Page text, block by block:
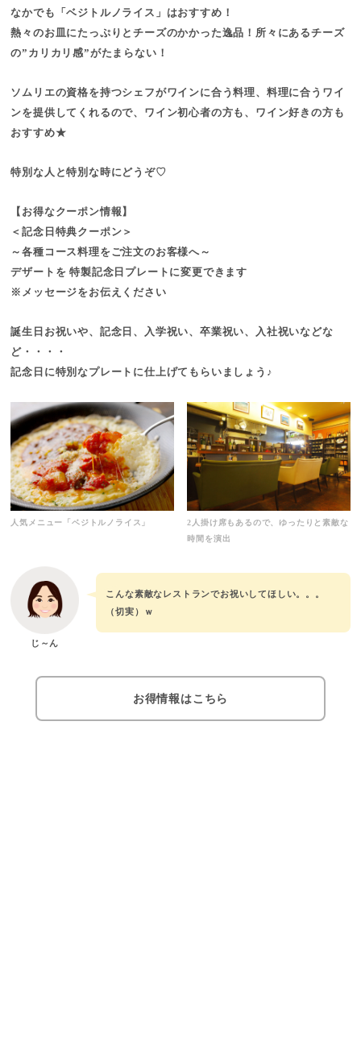
なかでも「ベジトルノライス」はおすすめ！
熱々のお皿にたっぷりとチーズのかかった逸品！所々にあるチーズ
の”カリカリ感”がたまらない！
ソムリエの資格を持つシェフがワインに合う料理、料理に合うワイ
ンを提供してくれるので、ワイン初心者の方も、ワイン好きの方も
おすすめ★
特別な人と特別な時にどうぞ♡
【お得なクーポン情報】
＜記念日特典クーポン＞
～各種コース料理をご注文のお客様へ～
デザートを 特製記念日プレートに変更できます
※メッセージをお伝えください
誕生日お祝いや、記念日、入学祝い、卒業祝い、入社祝いなどな
ど・・・・
記念日に特別なプレートに仕上げてもらいましょう♪
人気メニュー「ベジトルノライス」
2人掛け席もあるので、ゆったりと素敵な
時間を演出
じ～ん
こんな素敵なレストランでお祝いしてほしい。。。
（切実）ｗ
お得情報はこちら